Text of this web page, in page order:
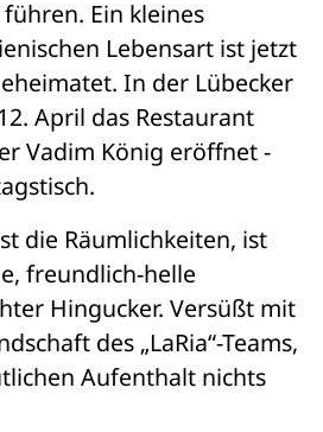
Ein kleines
Lebensart ist jetzt
In der Lübecker
April das Restaurant
Vadim König eröffnet -
die Räumlichkeiten, ist
freundlich-helle
Hingucker. Versüßt mit
des „LaRia“-Teams,
Aufenthalt nichts